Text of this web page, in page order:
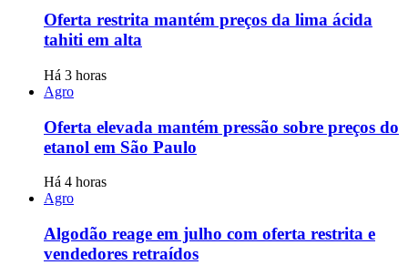
Oferta restrita mantém preços da lima ácida
tahiti em alta
Há 3 horas
Agro
Oferta elevada mantém pressão sobre preços do
etanol em São Paulo
Há 4 horas
Agro
Algodão reage em julho com oferta restrita e
vendedores retraídos